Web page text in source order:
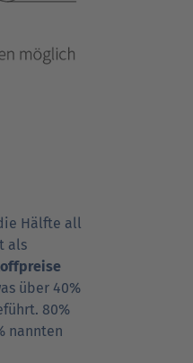
Hälfte all
als
über 40%
80%
nannten